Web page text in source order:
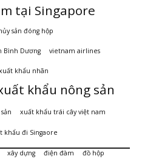
tại Singapore
sản đóng hộp
Bình Dương vietnam airlines
khẩu nhãn
khẩu nông sản
xuất khẩu trái cây việt nam
khẩu đi Singaore
xây dựng điện đàm đồ hộp